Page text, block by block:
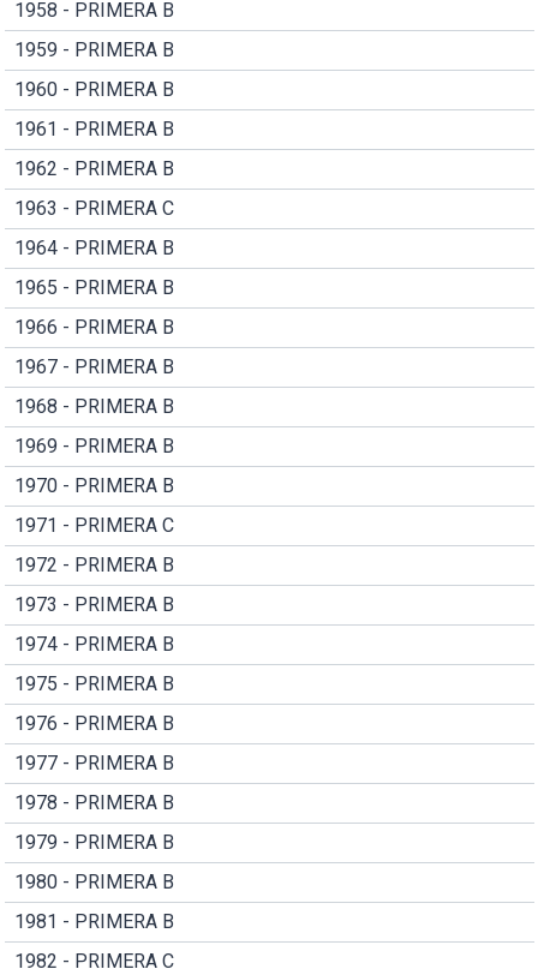
1958 - PRIMERA B
1959 - PRIMERA B
1960 - PRIMERA B
1961 - PRIMERA B
1962 - PRIMERA B
1963 - PRIMERA C
1964 - PRIMERA B
1965 - PRIMERA B
1966 - PRIMERA B
1967 - PRIMERA B
1968 - PRIMERA B
1969 - PRIMERA B
1970 - PRIMERA B
1971 - PRIMERA C
1972 - PRIMERA B
1973 - PRIMERA B
1974 - PRIMERA B
1975 - PRIMERA B
1976 - PRIMERA B
1977 - PRIMERA B
1978 - PRIMERA B
1979 - PRIMERA B
1980 - PRIMERA B
1981 - PRIMERA B
1982 - PRIMERA C